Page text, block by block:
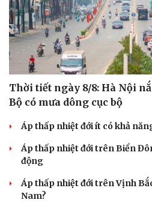
Thời tiết ngày 8/8: Hà Nội
Bộ có mưa dông cục bộ
Áp thấp nhiệt đới ít có khả
Áp thấp nhiệt đới trên Biển
động
Áp thấp nhiệt đới trên Vịnh
Nam?